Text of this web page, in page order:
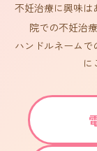
不妊治療に興味は
院での不妊治
ハンドルネーム
に